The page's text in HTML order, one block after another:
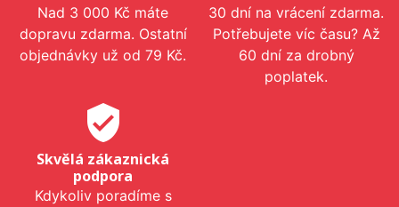
Nad 3 000 Kč máte
dopravu zdarma. Ostatní
objednávky už od 79 Kč.
30 dní na vrácení zdarma.
Potřebujete víc času? Až
60 dní za drobný
poplatek.
verified_user
Skvělá zákaznická
podpora
Kdykoliv poradíme s